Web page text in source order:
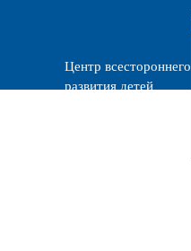
Центр всестороннего
развития детей